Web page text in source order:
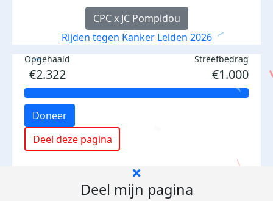
CPC x JC Pompidou
Rijden tegen Kanker Leiden 2026
Opgehaald
€2.322
Streefbedrag
€1.000
Doneer
Deel deze pagina
Deel mijn pagina